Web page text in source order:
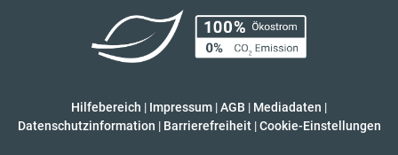
Hilfebereich | Impressum |AGB | Mediadaten |
Datenschutzinformation | Barrierefreiheit | Cookie-Einstellungen